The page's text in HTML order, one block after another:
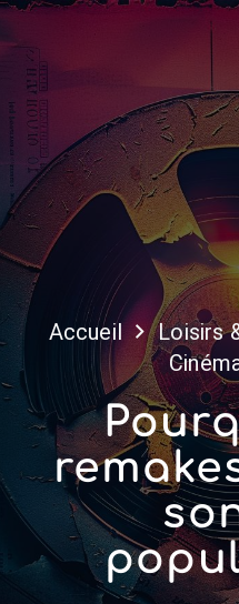
Accueil
Loisirs